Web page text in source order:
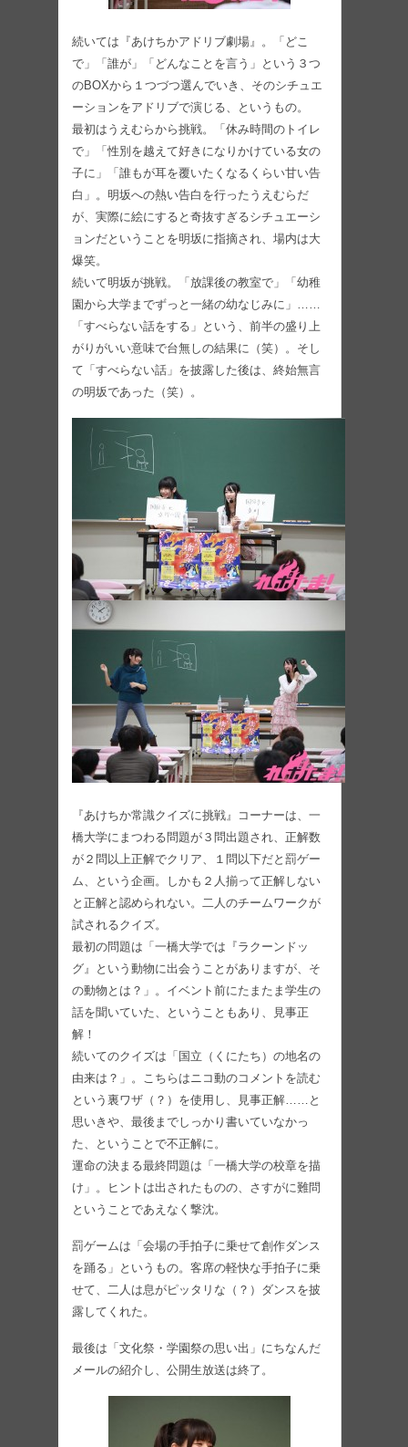
続いては『あけちかアドリブ劇場』。「どこ
で」「誰が」「どんなことを言う」という３つ
のBOXから１つづつ選んでいき、そのシチュエ
ーションをアドリブで演じる、というもの。
最初はうえむらから挑戦。「休み時間のトイレ
で」「性別を越えて好きになりかけている女の
子に」「誰もが耳を覆いたくなるくらい甘い告
白」。明坂への熱い告白を行ったうえむらだ
が、実際に絵にすると奇抜すぎるシチュエーシ
ョンだということを明坂に指摘され、場内は大
爆笑。
続いて明坂が挑戦。「放課後の教室で」「幼稚
園から大学までずっと一緒の幼なじみに」……
「すべらない話をする」という、前半の盛り上
がりがいい意味で台無しの結果に（笑）。そし
て「すべらない話」を披露した後は、終始無言
の明坂であった（笑）。
『あけちか常識クイズに挑戦』コーナーは、一
橋大学にまつわる問題が３問出題され、正解数
が２問以上正解でクリア、１問以下だと罰ゲー
ム、という企画。しかも２人揃って正解しない
と正解と認められない。二人のチームワークが
試されるクイズ。
最初の問題は「一橋大学では『ラクーンドッ
グ』という動物に出会うことがありますが、そ
の動物とは？」。イベント前にたまたま学生の
話を聞いていた、ということもあり、見事正
解！
続いてのクイズは「国立（くにたち）の地名の
由来は？」。こちらはニコ動のコメントを読む
という裏ワザ（？）を使用し、見事正解……と
思いきや、最後までしっかり書いていなかっ
た、ということで不正解に。
運命の決まる最終問題は「一橋大学の校章を描
け」。ヒントは出されたものの、さすがに難問
ということであえなく撃沈。
罰ゲームは「会場の手拍子に乗せて創作ダンス
を踊る」というもの。客席の軽快な手拍子に乗
せて、二人は息がピッタリな（？）ダンスを披
露してくれた。
最後は「文化祭・学園祭の思い出」にちなんだ
メールの紹介し、公開生放送は終了。